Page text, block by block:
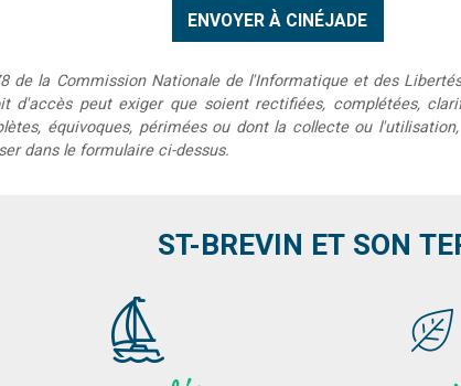
de la Commission Nationale de l'Informatique et des
d'accès peut exiger que soient rectifiées, complétées,
équivoques, périmées ou dont la collecte ou
dans le formulaire ci-dessus.
ST-BREVIN ET SON